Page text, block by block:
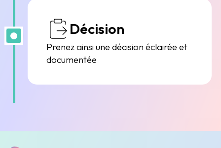
Décision
Prenez ainsi une décision éclairée et
documentée